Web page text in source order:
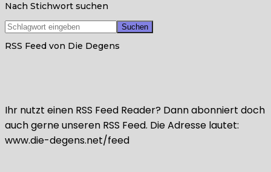
Nach Stichwort suchen
RSS Feed von Die Degens
Ihr nutzt einen RSS Feed Reader? Dann abonniert doch
auch gerne unseren RSS Feed. Die Adresse lautet:
www.die-degens.net/feed